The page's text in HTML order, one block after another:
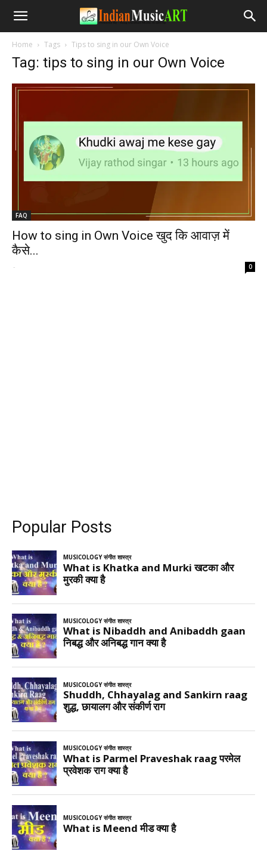
Home Tags Tips to sing in our Own Voice
Tag: tips to sing in our Own Voice
FAQ
How to sing in Own Voice खुद कि आवाज़ में
कैसे...
- 0
Popular Posts